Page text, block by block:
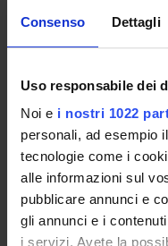
Consenso Dettagli
Uso responsabile dei
Noi e i nostri 1022
personali, ad esempio
tecnologie come i
alle informazioni sul
pubblicare annunci e
gli annunci e i
i servizi. Avete la
ORGANISATION
COMMITTEES
STUDENT